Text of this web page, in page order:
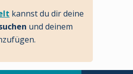
kannst du dir deine
und deinem